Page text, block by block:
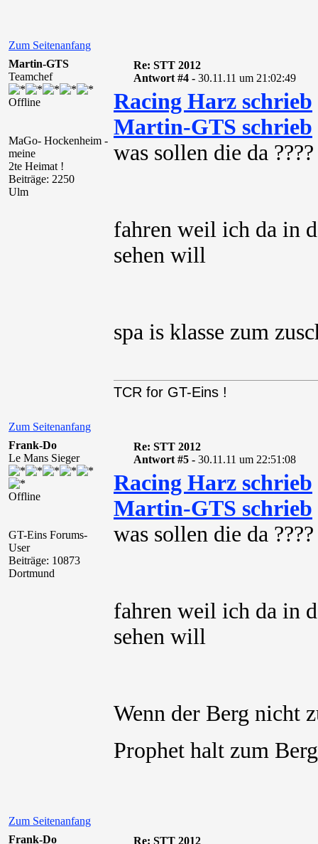
Zum Seitenanfang
Martin-GTS
Teamchef
Offline
MaGo- Hockenheim -
meine
2te Heimat !
Beiträge: 2250
Ulm
Re: STT 2012
Antwort #4 - 30.11.11 um 21:02:49
Racing Harz schrieb
Martin-GTS schrieb
was sollen die da ????
fahren weil ich da in
sehen will
spa is klasse zum
Zum Seitenanfang
TCR for GT-Eins !
Frank-Do
Le Mans Sieger
Offline
GT-Eins Forums-
User
Beiträge: 10873
Dortmund
Re: STT 2012
Antwort #5 - 30.11.11 um 22:51:08
Racing Harz schrieb
Martin-GTS schrieb
was sollen die da ????
fahren weil ich da in
sehen will
Wenn der Berg nicht
Prophet halt zum
Zum Seitenanfang
Frank-Do
Re: STT 2012